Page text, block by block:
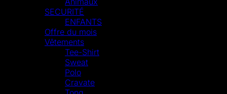
SECURITÉ
ENFANTS
Offre du mois
Vêtements
Tee-Shirt
Sweat
Polo
Cravate